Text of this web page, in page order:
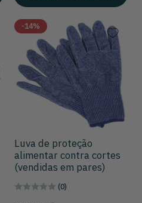
-14%
Luva de proteção
alimentar contra cortes
(vendidas em pares)
(0)